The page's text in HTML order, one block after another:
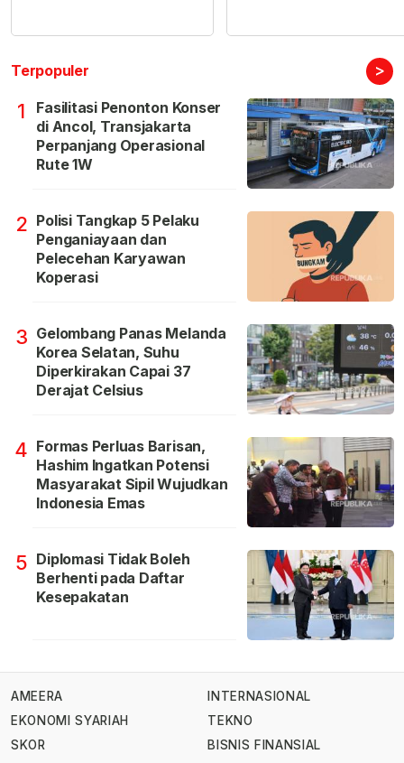
Terpopuler >
1
Fasilitasi Penonton Konser
di Ancol, Transjakarta
Perpanjang Operasional
Rute 1W
2 Polisi Tangkap 5 Pelaku
Penganiayaan dan
Pelecehan Karyawan
Koperasi
3 Gelombang Panas Melanda
Korea Selatan, Suhu
Diperkirakan Capai 37
Derajat Celsius
4 Formas Perluas Barisan,
Hashim Ingatkan Potensi
Masyarakat Sipil Wujudkan
Indonesia Emas
5 Diplomasi Tidak Boleh
Berhenti pada Daftar
Kesepakatan
AMEERA
EKONOMI SYARIAH
SKOR
INTERNASIONAL
TEKNO
BISNIS FINANSIAL